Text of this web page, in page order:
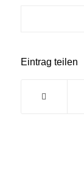
Eintrag teilen